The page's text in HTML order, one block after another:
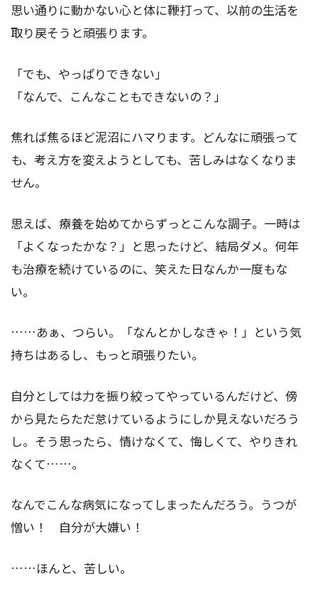
思い通りに動かない心と体に鞭打って、以前の生活を
取り戻そうと頑張ります。
「でも、やっぱりできない」
「なんで、こんなこともできないの？」
焦れば焦るほど泥沼にハマります。どんなに頑張って
も、考え方を変えようとしても、苦しみはなくなりま
せん。
思えば、療養を始めてからずっとこんな調子。一時は
「よくなったかな？」と思ったけど、結局ダメ。何年
も治療を続けているのに、笑えた日なんか一度もな
い。
……あぁ、つらい。「なんとかしなきゃ！」という気
持ちはあるし、もっと頑張りたい。
自分としては力を振り絞ってやっているんだけど、傍
から見たらただ怠けているようにしか見えないだろう
し。そう思ったら、情けなくて、悔しくて、やりきれ
なくて……。
なんでこんな病気になってしまったんだろう。うつが
憎い！ 自分が大嫌い！
……ほんと、苦しい。